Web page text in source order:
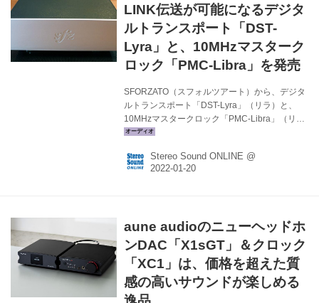
LINK伝送が可能になるデジタ
ルトランスポート「DST-
Lyra」と、10MHzマスターク
ロック「PMC-Libra」を発売
SFORZATO（スフォルツアート）から、デジタ
ルトランスポート「DST-Lyra」（リラ）と、
10MHzマスタークロック「PMC-Libra」（リブ
ラ）が発売される。価格はDST-Lyraが
￥99,000（税込）。 DST-Lyraは、USB Type-B
入力とZERO LINK出力を1系統ずつ備えたZERO
コネクターを使用する（スープラの2m DVIケー
ブルが付属）。 ZERO LINKは、DA...
Stereo Sound ONLINE @
aune audioのニューヘッドホ
ンDAC「X1sGT」＆クロック
「XC1」は、価格を超えた質
感の高いサウンドが楽しめる